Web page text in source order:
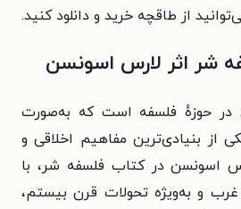
از طاقچه خرید و دانلود کنید.
شر اثر لارس اسونسن
در حوزهٔ فلسفه است که به‌صورت
از بنیادی‌ترین مفاهیم اخلاقی و
اسونسن در کتاب فلسفه شر، با
و به‌ویژه تحولات قرن بیستم،